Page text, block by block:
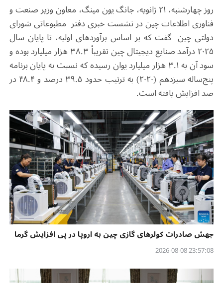
روز چهارشنبه، ۲۱ ژانویه، جانگ یون مینگ، معاون وزیر صنعت و
فناوری اطلاعات چین در نشست خبری دفتر مطبوعاتی شورای
دولتی چین گفت که بر اساس برآوردهای اولیه، تا پایان سال
۲۰۲۵ درآمد صنایع دیجیتال چین تقریباً ۳۸.۳ هزار میلیارد بوده و
سود آن به ۳.۱ هزار میلیارد یوان رسیده که نسبت به پایان برنامه
پنج‌ساله سیزدهم (۲۰۲۰) به ترتیب حدود ۳۹.۵ درصد و ۴۸.۴ در
صد افزایش یافته است.
جهش صادرات کولرهای گازی چین به اروپا در پی افزایش گرما
23:57:08 2026-08-08